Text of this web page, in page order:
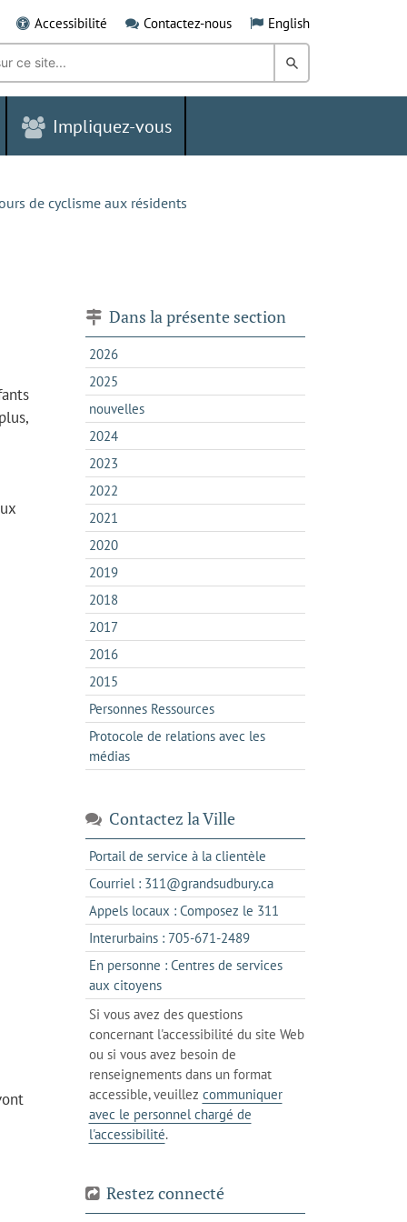
Accessibilité Contactez-nous English
Rechercher
dans
Grand
Impliquez-vous
de cyclisme aux résidents
Dans la présente section
2026
2025
nouvelles
2024
2023
2022
2021
2020
2019
2018
2017
2016
2015
Personnes Ressources
Protocole de relations avec les
médias
Contactez la Ville
Portail de service à la clientèles'ouvre
dans
un
nouvel
Courriel : 311@grandsudbury.cas'ouvre
dans
votre
de
Appels locaux : Composez le 311
dans
un
client
téléphone
Interurbains : 705-671-2489s'ouvre
dans
client
votre
En personne : Centres de services
aux citoyenss'ouvre
dans
l'onglet
actuel
Si vous avez des questions
concernant l'accessibilité du site Web
ou si vous avez besoin de
renseignements dans un format
accessible, veuillez communiquer
avec le personnel chargé de
l'accessibilité.
Restez connecté